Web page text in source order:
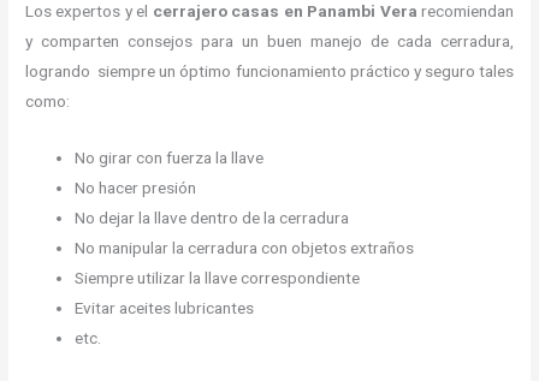
Los expertos y el cerrajero casas en Panambi Vera recomiendan
y comparten consejos para un buen manejo de cada cerradura,
logrando siempre un óptimo funcionamiento práctico y seguro tales
como:
No girar con fuerza la llave
No hacer presión
No dejar la llave dentro de la cerradura
No manipular la cerradura con objetos extraños
Siempre utilizar la llave correspondiente
Evitar aceites lubricantes
etc.